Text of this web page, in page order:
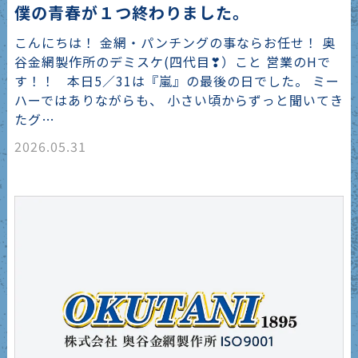
僕の青春が１つ終わりました。
こんにちは！ 金網・パンチングの事ならお任せ！ 奥
谷金網製作所のデミスケ(四代目❣）こと 営業のHで
す！！ 本日5／31は『嵐』の最後の日でした。 ミー
ハーではありながらも、 小さい頃からずっと聞いてき
たグ…
2026.05.31